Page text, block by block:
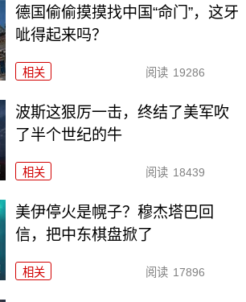
德国偷偷摸摸找中国“命门”，这牙
呲得起来吗？
相关 阅读 19286
波斯这狠厉一击，终结了美军吹
了半个世纪的牛
相关 阅读 18439
美伊停火是幌子？穆杰塔巴回
信，把中东棋盘掀了
相关 阅读 17896